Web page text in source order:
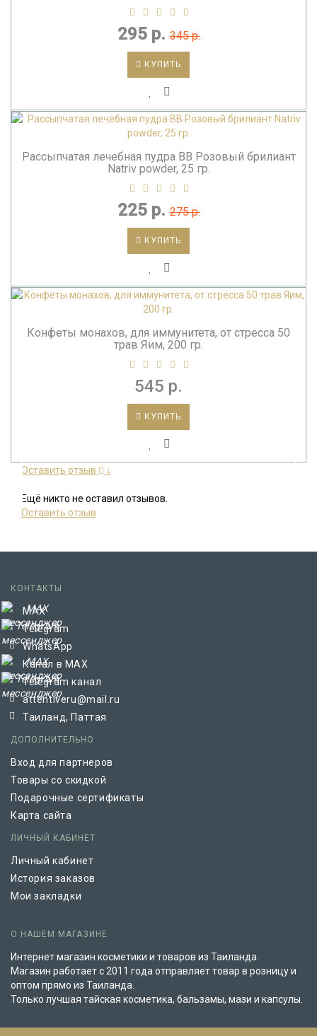
295 р. 345 р.
КУПИТЬ
Рассыпчатая лечебная пудра BB Розовый брилиант
Natriv powder, 25 гр.
225 р. 275 р.
КУПИТЬ
Конфеты монахов, для иммунитета, от стресса 50
трав Яим, 200 гр.
545 р.
КУПИТЬ
Оставить отзыв ↓
Ещё никто не оставил отзывов.
Оставить отзыв
КОНТАКТЫ
MAX
Telegram
WhatsApp
Канал в MAX
Telegram канал
attentiveru@mail.ru
Таиланд, Паттая
ДОПОЛНИТЕЛЬНО
Вход для партнеров
Товары со скидкой
Подарочные сертификаты
Карта сайта
ЛИЧНЫЙ КАБИНЕТ
Личный кабинет
История заказов
Мои закладки
О НАШЕМ МАГАЗИНЕ
Интернет магазин косметики и товаров из Таиланда.
Магазин работает с 2011 года отправляет товар в розницу и
оптом прямо из Таиланда.
Только лучшая тайская косметика, бальзамы, мази и капсулы.